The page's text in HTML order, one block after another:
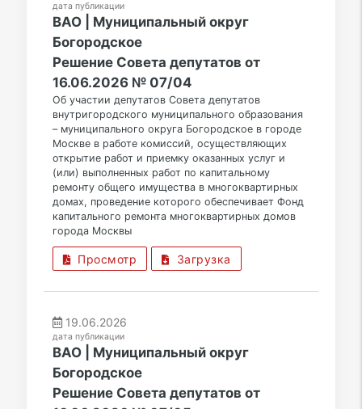
дата публикации
ВАО | Муниципальный округ
Богородское
Решение Совета депутатов от
16.06.2026 № 07/04
Об участии депутатов Совета депутатов
внутригородского муниципального образования
– муниципального округа Богородское в городе
Москве в работе комиссий, осуществляющих
открытие работ и приемку оказанных услуг и
(или) выполненных работ по капитальному
ремонту общего имущества в многоквартирных
домах, проведение которого обеспечивает Фонд
капитального ремонта многоквартирных домов
города Москвы
Просмотр Загрузка
19.06.2026
дата публикации
ВАО | Муниципальный округ
Богородское
Решение Совета депутатов от